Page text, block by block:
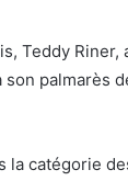
Teddy Riner,
son palmarès
la catégorie